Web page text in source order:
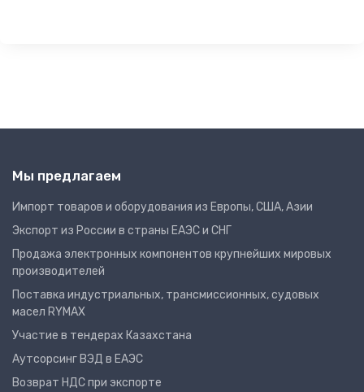
Мы предлагаем
Импорт товаров и оборудования из Европы, США, Азии
Экспорт из России в страны ЕАЭС и СНГ
Продажа электронных компонентов крупнейших мировых
производителей
Поставка индустриальных, трансмиссионных, судовых
масел RYMAX
Участие в тендерах Казахстана
Аутсорсинг ВЭД в ЕАЭС
Возврат НДС при экспорте